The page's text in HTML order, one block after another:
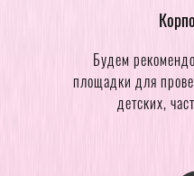
Будем
площадки для
детских,